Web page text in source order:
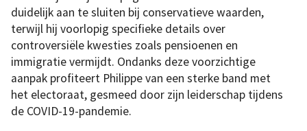
duidelijk aan te sluiten bij conservatieve waarden,
terwijl hij voorlopig specifieke details over
controversiële kwesties zoals pensioenen en
immigratie vermijdt. Ondanks deze voorzichtige
aanpak profiteert Philippe van een sterke band met
het electoraat, gesmeed door zijn leiderschap tijdens
de COVID-19-pandemie.